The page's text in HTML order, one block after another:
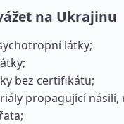
na Ukrajinu
látky;
bez certifikátu;
propagující